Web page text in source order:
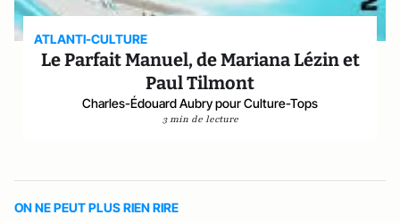
ATLANTI-CULTURE
Le Parfait Manuel, de Mariana Lézin et
Paul Tilmont
Charles-Édouard Aubry pour Culture-Tops
3 min de lecture
ON NE PEUT PLUS RIEN RIRE